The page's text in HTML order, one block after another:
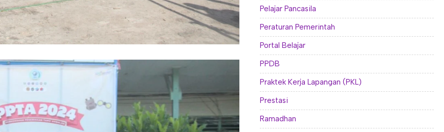
Pelajar Pancasila
Peraturan Pemerintah
Portal Belajar
PPDB
Praktek Kerja Lapangan (PKL)
Prestasi
Ramadhan